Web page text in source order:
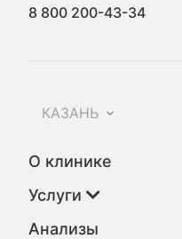
8 800 200-43-34
КАЗАНЬ
О клинике
Услуги
Анализы